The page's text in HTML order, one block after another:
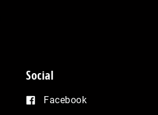
Social
Facebook